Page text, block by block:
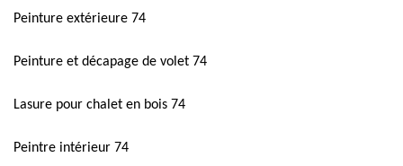
Peinture extérieure 74
Peinture et décapage de volet 74
Lasure pour chalet en bois 74
Peintre intérieur 74